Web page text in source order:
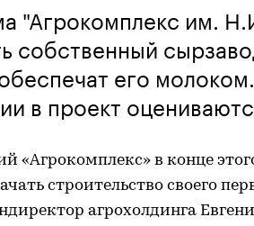
"Агрокомплекс им.
собственный
его
в проект
«Агрокомплекс» в конце
строительство своего
агрохолдинга